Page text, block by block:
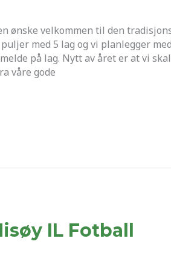
ønske velkommen til den
med 5 lag og vi planlegger
på lag. Nytt av året er at vi
våre gode
IL Fotball